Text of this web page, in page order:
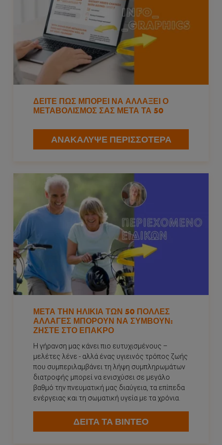
ΔΕΊΤΕ ΠΏΣ ΜΠΟΡΕΊ ΝΑ ΑΛΛΆΞΕΙ Ο
ΜΕΤΑΒΟΛΙΣΜΌΣ ΣΑΣ ΜΕΤΆ ΤΑ 50
ΑΝΑΚΆΛΥΨΕ ΠΕΡΙΣΣΌΤΕΡΑ
ΜΕΤΆ ΤΗΝ ΗΛΙΚΊΑ ΤΩΝ 50 ΠΟΛΛΈΣ
ΑΛΛΑΓΈΣ ΜΠΟΡΟΎΝ ΝΑ ΣΥΜΒΟΎΝ:
ΖΉΣΤΕ ΣΤΟ ΈΠΑΚΡΟ
Η γήρανση μας κάνει πιο ευτυχισμένους –
μελέτες λένε - αλλά ένας υγιεινός τρόπος ζωής
που συμπεριλαμβάνει τη λήψη συμπληρωμάτων
διατροφής μπορεί να ενισχύσει σε μεγάλο
βαθμό την πνευματική μας διαύγεια, τα επίπεδα
ενέργειας και τη σωματική υγεία με τα χρόνια.
ΔΕΙΤΑ ΤΑ ΒΙΝΤΕΟ